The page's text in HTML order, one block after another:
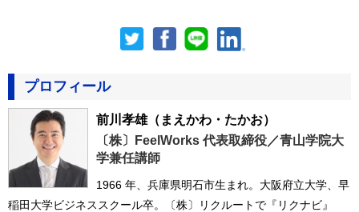
プロフィール
前川孝雄（まえかわ・たかお）
〔株〕FeelWorks 代表取締役／青山学院大
学兼任講師
1966 年、兵庫県明石市生まれ。大阪府立大学、早
稲田大学ビジネススクール卒。〔株〕リクルートで『リクナビ』